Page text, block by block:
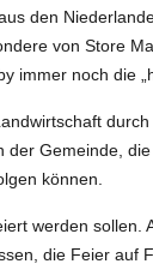
den
von Store
immer noch die
Gemeinde,
können.
werden sollen.
die Feier auf